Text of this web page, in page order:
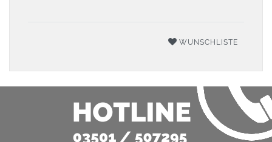
WUNSCHLISTE